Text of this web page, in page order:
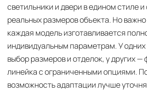
светильники и двери в едином стиле и
реальных размеров объекта. Но
каждая модель изготавливается
индивидуальным параметрам. У
выбор размеров и отделок, у других —
линейка с ограниченными опциями.
возможность адаптации лучше